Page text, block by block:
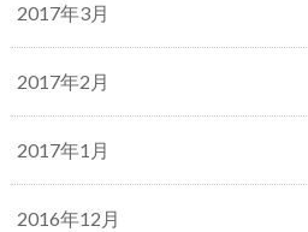
2017年3月
2017年2月
2017年1月
2016年12月